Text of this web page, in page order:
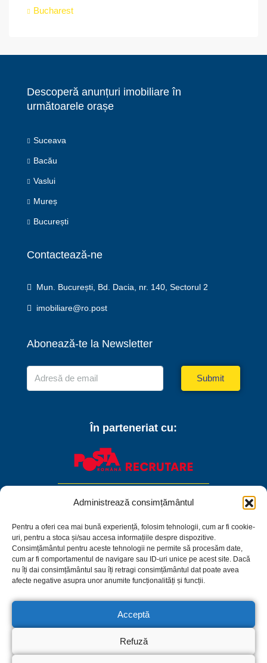
Administrează consimțământul
Pentru a oferi cea mai bună experiență, folosim tehnologii, cum ar fi cookie-
uri, pentru a stoca și/sau accesa informațiile despre dispozitive.
Consimțământul pentru aceste tehnologii ne permite să procesăm date,
cum ar fi comportamentul de navigare sau ID-uri unice pe acest site. Dacă
nu îți dai consimțământul sau îți retragi consimțământul dat poate avea
afecte negative asupra unor anumite funcționalități și funcții.
Acceptă
Refuză
Bucharest
Descoperă anunțuri imobiliare în
următoarele orașe
Suceava
Bacău
Vaslui
Mureș
București
Contactează-ne
Mun. București, Bd. Dacia, nr. 140, Sectorul 2
imobiliare@ro.post
Abonează-te la Newsletter
Submit
În parteneriat cu:
Facebook Linkedin Instagram
Politica de confidențialitate
Termeni și condiții